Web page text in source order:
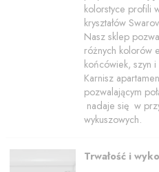
kolorstyce profili
kryształów
Nasz sklep
różnych kolorów
końcówiek, szyn
Karnisz
pozwalającym
nadaje się w
wykuszowych.
Trwałość i